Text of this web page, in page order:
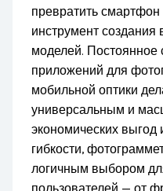
превратить
инструмент создания
моделей.
приложений для
мобильной оптики
универсальным и
экономических
гибкости,
логичным выбором